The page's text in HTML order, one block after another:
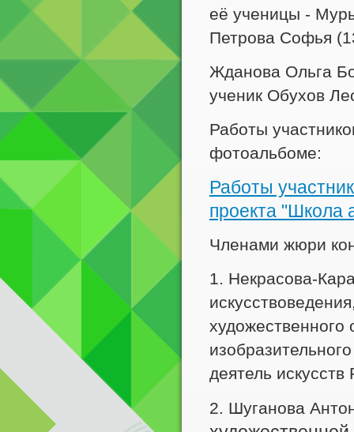
её ученицы -
Петрова Софья
Жданова Ольга
ученик Обухов
Работы
фотоальбоме:
Работы
проекта "Школа
Членами жюри
1. Некрасова-
художественного
деятель
2. Шуганова